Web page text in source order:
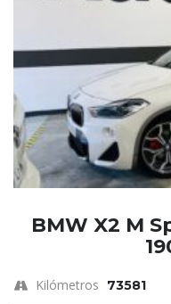
BMW X2 M
Kilómetros 73581